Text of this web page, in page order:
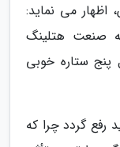
می نماید:
صنعت هتلینگ
ستاره خوبی
گردد چرا که